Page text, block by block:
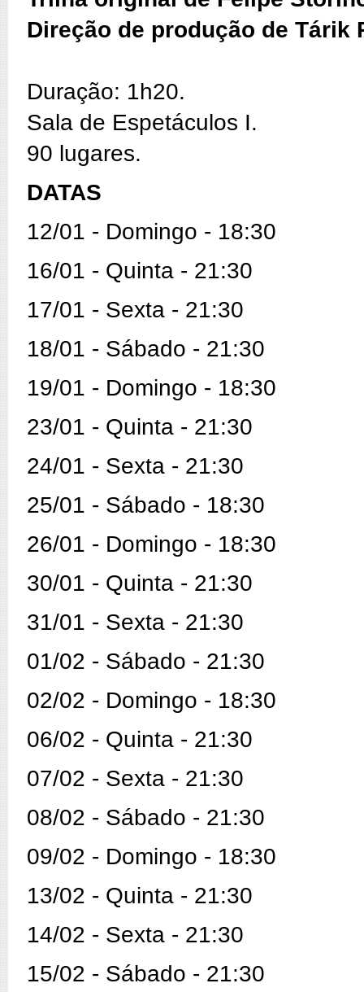
Direção de produção de Tárik
Duração: 1h20.
Sala de Espetáculos I.
90 lugares.
DATAS
12/01 - Domingo - 18:30
16/01 - Quinta - 21:30
17/01 - Sexta - 21:30
18/01 - Sábado - 21:30
19/01 - Domingo - 18:30
23/01 - Quinta - 21:30
24/01 - Sexta - 21:30
25/01 - Sábado - 18:30
26/01 - Domingo - 18:30
30/01 - Quinta - 21:30
31/01 - Sexta - 21:30
01/02 - Sábado - 21:30
02/02 - Domingo - 18:30
06/02 - Quinta - 21:30
07/02 - Sexta - 21:30
08/02 - Sábado - 21:30
09/02 - Domingo - 18:30
13/02 - Quinta - 21:30
14/02 - Sexta - 21:30
15/02 - Sábado - 21:30